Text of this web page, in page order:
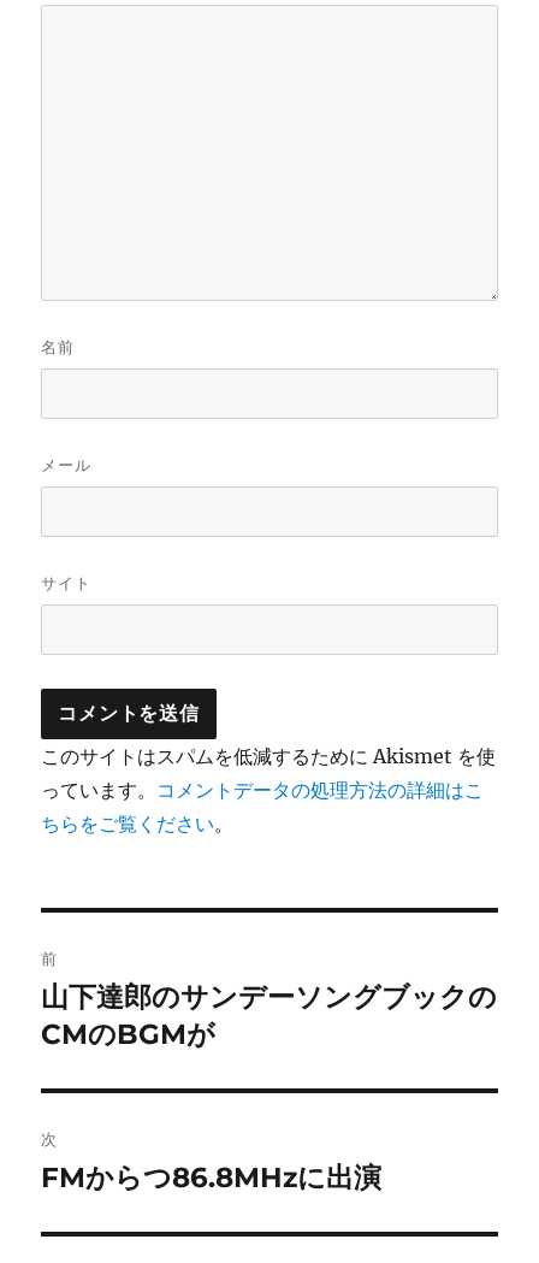
名前
メール
サイト
このサイトはスパムを低減するために Akismet を使
っています。 コメントデータの処理方法の詳細はこ
ちらをご覧ください。
稿
ナ
ビ
ゲ
ー
シ
前
前
の
稿:
山下達郎のサンデーソングブックの
CMのBGMが
次
次
投
FMからつ86.8MHzに出演